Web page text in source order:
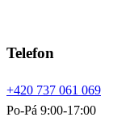
Telefon
+420 737 061 069
Po-Pá 9:00-17:00